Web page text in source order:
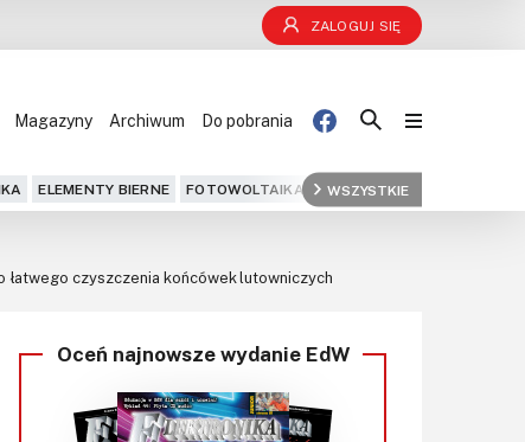
ZALOGUJ SIĘ
Magazyny Archiwum Do pobrania
ELEMENTY BIERNE FOTOWOLTAIKA FPGA GPS
WSZYSTKIE
Blog
DIY+
Czytelnia
łatwego czyszczenia końcówek lutowniczych
Oceń najnowsze wydanie EdW